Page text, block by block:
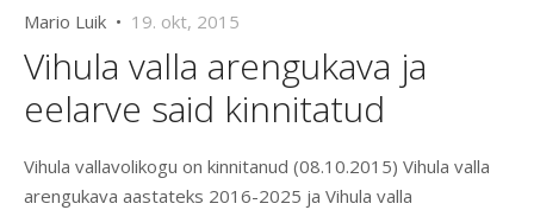
Mario Luik • 19. okt, 2015
Vihula valla arengukava ja
eelarve said kinnitatud
Vihula vallavolikogu on kinnitanud (08.10.2015) Vihula valla
arengukava aastateks 2016-2025 ja Vihula valla